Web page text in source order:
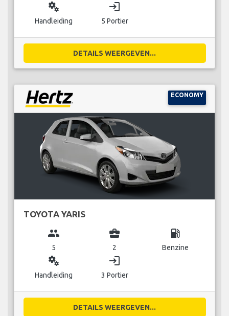
miscellaneous_services
Handleiding
login
5 Portier
DETAILS WEERGEVEN...
ECONOMY
TOYOTA YARIS
group
5
business_center
2
local_gas_station
Benzine
miscellaneous_services
Handleiding
login
3 Portier
DETAILS WEERGEVEN...